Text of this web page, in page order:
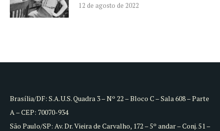
12 de agosto de 2022
Brasília/DF: S.A.U.S. Quadra 3 – Nº 22 – Bloco C – Sala 608 – Parte
A – CEP: 70070-934
São Paulo/SP: Av. Dr. Vieira de Carvalho, 172 – 5º andar – Conj. 51 –